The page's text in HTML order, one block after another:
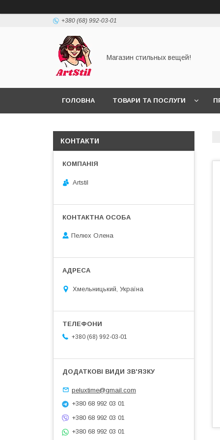
+380 (68) 992-03-01
Магазин стильных вещей!
ГОЛОВНА ТОВАРИ ТА ПОСЛУГИ
КОНТАКТИ
Artstil
Пелюх Олена
Хмельницький, Україна
+380 (68) 992-03-01
peluxtime@gmail.com
+380 68 992 03 01
+380 68 992 03 01
+380 68 992 03 01